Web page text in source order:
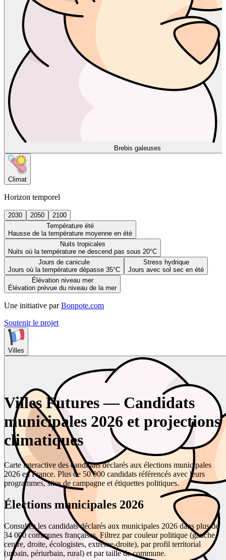
Brebis galeuses
Climat
Horizon temporel
2030 2050
2100
Température été
Hausse de la température moyenne en été
Nuits tropicales
Nuits où la température ne descend pas sous 20°C
Jours de canicule
Jours où la température dépasse 35°C
Stress hydrique
Jours avec sol sec en été
Élévation niveau mer
Élévation prévue du niveau de la mer
Une initiative par Bonpote.com
Soutenir le projet
Villes
Villes Futures — Candidats
municipales 2026 et projections
climatiques
Carte interactive des candidats déclarés aux élections municipales
2026 en France. Plus de 50 000 candidats référencés avec leurs
programmes, sites de campagne et étiquettes politiques.
Élections municipales 2026
Consultez les candidats déclarés aux municipales 2026 dans plus de
34 000 communes françaises. Filtrez par couleur politique (gauche,
centre, droite, écologistes, extrême-droite), par profil territorial
(urbain, périurbain, rural) et par taille de commune.